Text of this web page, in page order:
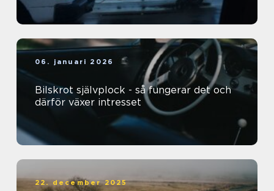
06. januari 2026
Bilskrot självplock - så fungerar det och
därför växer intresset
22. december 2025